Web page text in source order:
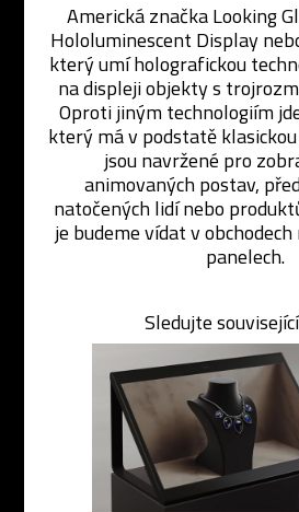
Americká značka Looking
Hololuminescent Display
který umí holografickou
na displeji objekty s
Oproti jiným technologiím
který má v podstatě
jsou navržené pro
animovaných postav,
natočených lidí nebo
je budeme vídat v
panelech.
Sledujte